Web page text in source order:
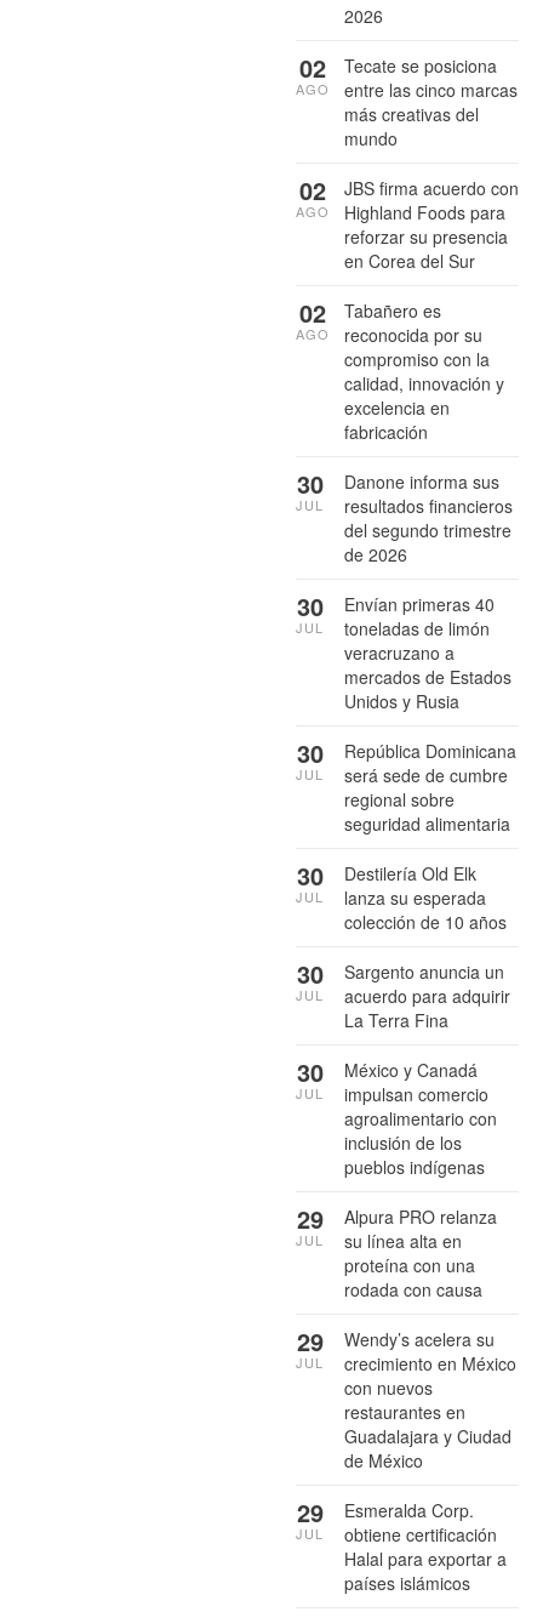
2026
Tecate se posiciona
entre las cinco marcas
más creativas del
mundo
02
AGO
JBS firma acuerdo con
Highland Foods para
reforzar su presencia
en Corea del Sur
02
AGO
Tabañero es
reconocida por su
compromiso con la
calidad, innovación y
excelencia en
fabricación
02
AGO
Danone informa sus
resultados financieros
del segundo trimestre
de 2026
30
JUL
Envían primeras 40
toneladas de limón
veracruzano a
mercados de Estados
Unidos y Rusia
30
JUL
República Dominicana
será sede de cumbre
regional sobre
seguridad alimentaria
30
JUL
Destilería Old Elk
lanza su esperada
colección de 10 años
30
JUL
Sargento anuncia un
acuerdo para adquirir
La Terra Fina
30
JUL
México y Canadá
impulsan comercio
agroalimentario con
inclusión de los
pueblos indígenas
30
JUL
Alpura PRO relanza
su línea alta en
proteína con una
rodada con causa
29
JUL
Wendy’s acelera su
crecimiento en México
con nuevos
restaurantes en
Guadalajara y Ciudad
de México
29
JUL
Esmeralda Corp.
obtiene certificación
Halal para exportar a
países islámicos
29
JUL